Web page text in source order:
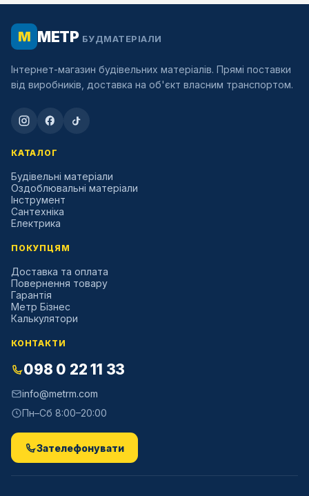
М МЕТР БУДМАТЕРІАЛИ
Інтернет-магазин будівельних матеріалів. Прямі поставки
від виробників, доставка на об'єкт власним транспортом.
КАТАЛОГ
Будівельні матеріали
Оздоблювальні матеріали
Інструмент
Сантехніка
Електрика
ПОКУПЦЯМ
Доставка та оплата
Повернення товару
Гарантія
Метр Бізнес
Калькулятори
КОНТАКТИ
098 0 22 11 33
info@metrm.com
Пн–Сб 8:00–20:00
Зателефонувати